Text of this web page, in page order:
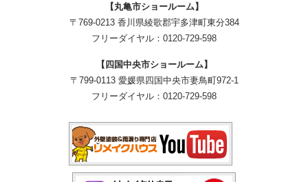
【丸亀市ショールーム】
〒769-0213 香川県綾歌郡宇多津町東分384
フリーダイヤル： 0120-729-598
【四国中央市ショールーム】
〒799-0113 愛媛県四国中央市妻鳥町972-1
フリーダイヤル： 0120-729-598